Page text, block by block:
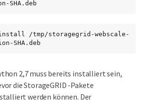
SHA.deb
/tmp/storagegrid-webscale-
SHA.deb
2,7 muss bereits installiert sein,
die StorageGRID -Pakete
werden können. Der